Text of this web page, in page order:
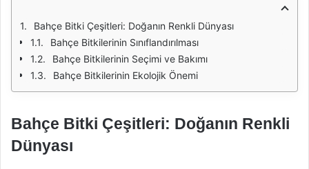
Bahçe Bitki Çeşitleri: Doğanın Renkli Dünyası
Bahçe Bitkilerinin Sınıflandırılması
Bahçe Bitkilerinin Seçimi ve Bakımı
Bahçe Bitkilerinin Ekolojik Önemi
Bahçe Bitki Çeşitleri: Doğanın Renkli
Dünyası